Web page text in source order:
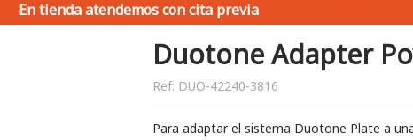
En tienda atendemos con cita previa
Duotone Adapter
Ref: DUO-42240-3816
Para adaptar el sistema Duotone Plate a